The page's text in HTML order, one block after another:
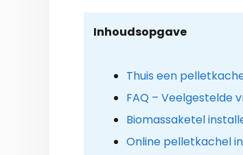
Inhoudsopgave
Thuis een
FAQ – Veelgestelde
Biomassaketel
Online pelletkachel